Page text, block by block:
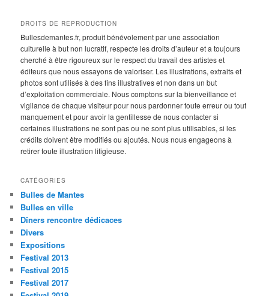
DROITS DE REPRODUCTION
Bullesdemantes.fr, produit bénévolement par une association
culturelle à but non lucratif, respecte les droits d’auteur et a toujours
cherché à être rigoureux sur le respect du travail des artistes et
éditeurs que nous essayons de valoriser. Les illustrations, extraits et
photos sont utilisés à des fins illustratives et non dans un but
d’exploitation commerciale. Nous comptons sur la bienveillance et
vigilance de chaque visiteur pour nous pardonner toute erreur ou tout
manquement et pour avoir la gentillesse de nous contacter si
certaines illustrations ne sont pas ou ne sont plus utilisables, si les
crédits doivent être modifiés ou ajoutés. Nous nous engageons à
retirer toute illustration litigieuse.
CATÉGORIES
Bulles de Mantes
Bulles en ville
Dîners rencontre dédicaces
Divers
Expositions
Festival 2013
Festival 2015
Festival 2017